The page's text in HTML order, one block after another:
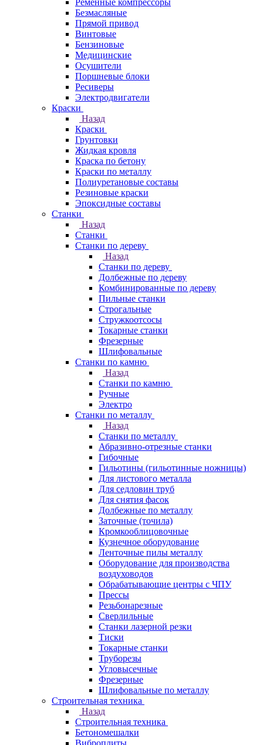
Ременные компрессоры
Безмасляные
Прямой привод
Винтовые
Бензиновые
Медицинские
Осушители
Поршневые блоки
Ресиверы
Электродвигатели
Краски
Назад
Краски
Грунтовки
Жидкая кровля
Краска по бетону
Краски по металлу
Полиуретановые составы
Резиновые краски
Эпоксидные составы
Станки
Назад
Станки
Станки по дереву
Назад
Станки по дереву
Долбежные по дереву
Комбинированные по дереву
Пильные станки
Строгальные
Стружкоотсосы
Токарные станки
Фрезерные
Шлифовальные
Станки по камню
Назад
Станки по камню
Ручные
Электро
Станки по металлу
Назад
Станки по металлу
Абразивно-отрезные станки
Гибочные
Гильотины (гильотинные ножницы)
Для листового металла
Для седловин труб
Для снятия фасок
Долбежные по металлу
Заточные (точила)
Кромкооблицовочные
Кузнечное оборудование
Ленточные пилы металлу
Оборудование для производства
воздуховодов
Обрабатывающие центры с ЧПУ
Прессы
Резьбонарезные
Сверлильные
Станки лазерной резки
Тиски
Токарные станки
Труборезы
Угловысечные
Фрезерные
Шлифовальные по металлу
Строительная техника
Назад
Строительная техника
Бетономешалки
Виброплиты